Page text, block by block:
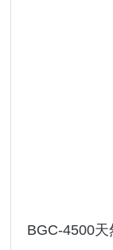
BGC-4500